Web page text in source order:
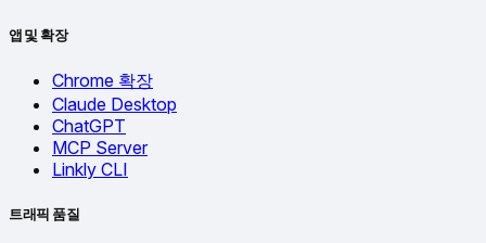
앱 및 확장
Chrome 확장
Claude Desktop
ChatGPT
MCP Server
Linkly CLI
트래픽 품질